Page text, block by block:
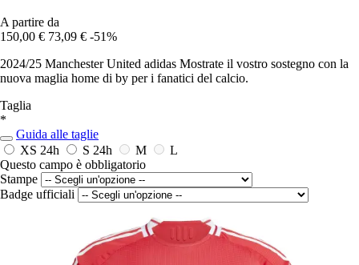
A partire da
150,00 € 73,09 € -51%
2024/25 Manchester United adidas Mostrate il vostro sostegno con la
nuova maglia home di by per i fanatici del calcio.
Taglia
*
Guida alle taglie
XS 24h S 24h M
L
Questo campo è obbligatorio
Stampe
Badge ufficiali